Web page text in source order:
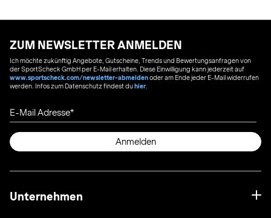
ZUM NEWSLETTER ANMELDEN
Ich möchte zukünftig Angebote, Gutscheine, Trends und Bewertungsanfragen von
der SportScheck GmbH per E-Mail erhalten. Diese Einwilligung kann jederzeit auf
www.sportscheck.com/newsletter-abmeldenoder am Ende jeder E-Mail widerrufen
werden. Infos zum Datenschutz findest duhier
E-Mail Adresse
Anmelden
Unternehmen